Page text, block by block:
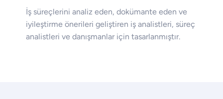
İş süreçlerini analiz eden, dokümante eden ve
iyileştirme önerileri geliştiren iş analistleri, süreç
analistleri ve danışmanlar için tasarlanmıştır.